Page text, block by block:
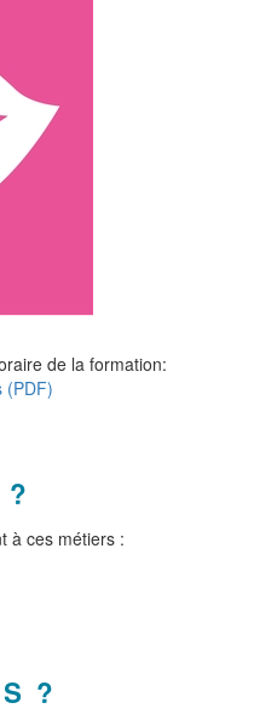
de la formation:
(PDF)
?
à ces métiers :
?